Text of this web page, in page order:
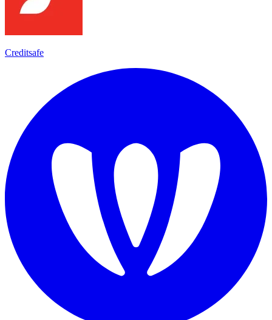
Creditsafe